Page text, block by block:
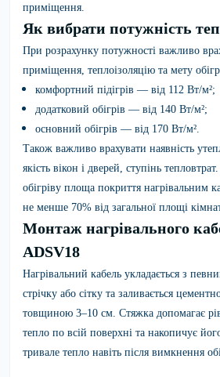
приміщення.
Як вибрати потужність
При розрахунку потужності важливо
приміщення, теплоізоляцію та мету
комфортний підігрів — від 112 Вт/м²;
додатковий обігрів — від 140 Вт/м²;
основний обігрів — від 170 Вт/м².
Також важливо врахувати наявність
якість вікон і дверей, ступінь
обігріву площа покриття нагрівальним
не менше 70% від загальної площі
Монтаж нагрівального
ADSV18
Нагрівальний кабель укладається з
стрічку або сітку та заливається
товщиною 3–10 см. Стяжка допомагає
тепло по всій поверхні та накопичує
тривале тепло навіть після вимкнення